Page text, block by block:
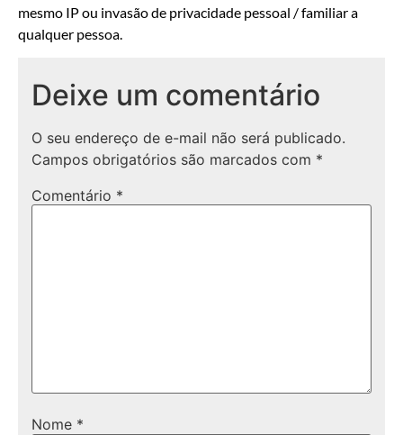
mesmo IP ou invasão de privacidade pessoal / familiar a
qualquer pessoa.
Deixe um comentário
O seu endereço de e-mail não será publicado.
Campos obrigatórios são marcados com *
Comentário *
Nome *